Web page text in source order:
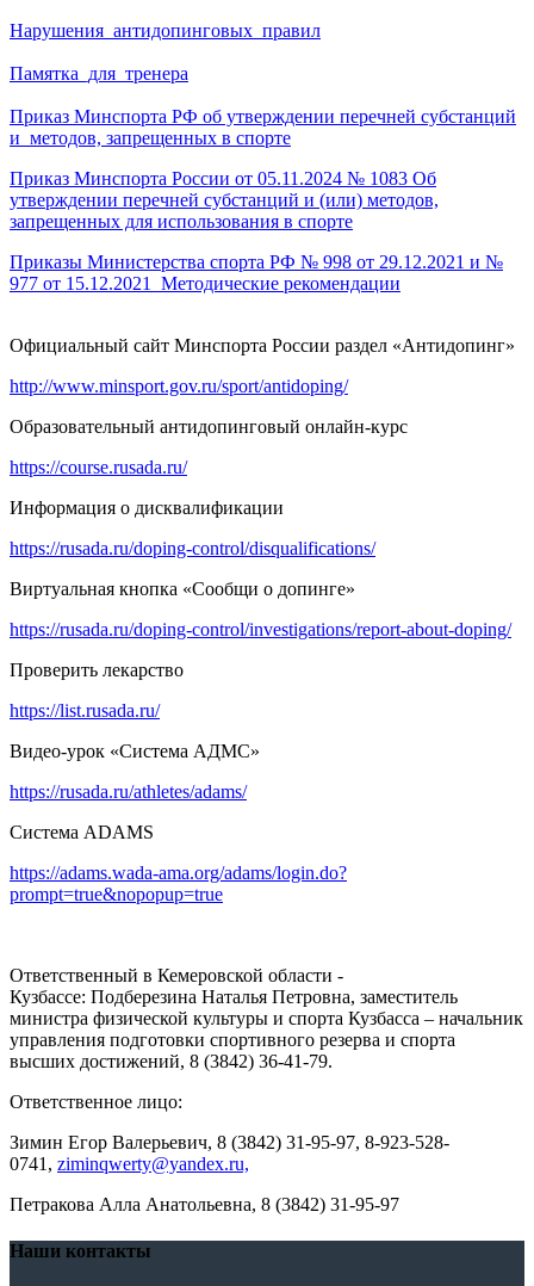
Нарушения_антидопинговых_правил
Памятка_для_тренера
Приказ Минспорта РФ об утверждении перечней субстанций
и методов, запрещенных в спорте
Приказ Минспорта России от 05.11.2024 № 1083 Об
утверждении перечней субстанций и (или) методов,
запрещенных для использования в спорте
Приказы Министерства спорта РФ № 998 от 29.12.2021 и №
977 от 15.12.2021_Методические рекомендации
Официальный сайт Минспорта России раздел «Антидопинг»
http://www.minsport.gov.ru/sport/antidoping/
Образовательный антидопинговый онлайн-курс
https://course.rusada.ru/
Информация о дисквалификации
https://rusada.ru/doping-control/disqualifications/
Виртуальная кнопка «Сообщи о допинге»
https://rusada.ru/doping-control/investigations/report-about-doping/
Проверить лекарство
https://list.rusada.ru/
Видео-урок «Система АДМС»
https://rusada.ru/athletes/adams/
Система ADAMS
https://adams.wada-ama.org/adams/login.do?
prompt=true&nopopup=true
Ответственный в Кемеровской области -
Кузбассе: Подберезина Наталья Петровна, заместитель
министра физической культуры и спорта Кузбасса – начальник
управления подготовки спортивного резерва и спорта
высших достижений, 8 (3842) 36-41-79.
Ответственное лицо:
Зимин Егор Валерьевич, 8 (3842) 31-95-97, 8-923-528-
0741, ziminqwerty@yandex.ru,
Петракова Алла Анатольевна, 8 (3842) 31-95-97
Наши контакты